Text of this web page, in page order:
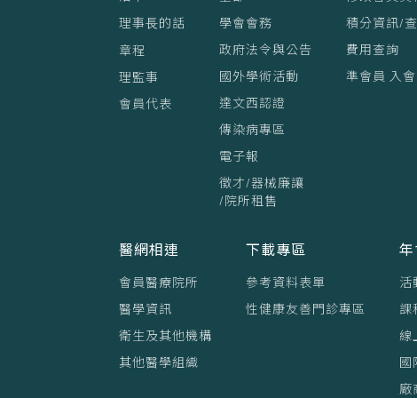
理事⻑的話
章程
理監事
會員代表
學會會務
政府法令與公告
國外學術活動
達文西認證
傳染病專區
電子報
徵才/器械廉讓
/院所租售
積分資訊/
費用查詢
準會員 入
醫網相連
會員醫療院所
醫學資訊
衛生及其他機構
其他醫學組織
下載專區
參考資料表單
性健康友善門診專區
年
活
課
線
國
廠